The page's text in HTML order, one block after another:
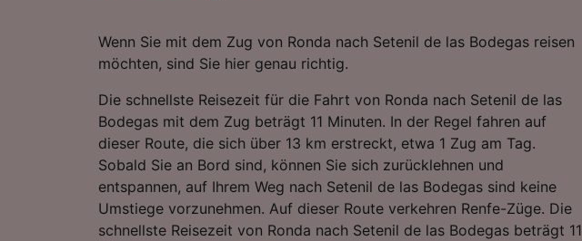
Wenn Sie mit dem Zug von Ronda nach Setenil de las Bodegas reisen
möchten, sind Sie hier genau richtig.
Die schnellste Reisezeit für die Fahrt von Ronda nach Setenil de las
Bodegas mit dem Zug beträgt 11 Minuten. In der Regel fahren auf
dieser Route, die sich über 13 km erstreckt, etwa 1 Zug am Tag.
Sobald Sie an Bord sind, können Sie sich zurücklehnen und
entspannen, auf Ihrem Weg nach Setenil de las Bodegas sind keine
Umstiege vorzunehmen. Auf dieser Route verkehren Renfe-Züge. Die
schnellste Reisezeit von Ronda nach Setenil de las Bodegas beträgt 11